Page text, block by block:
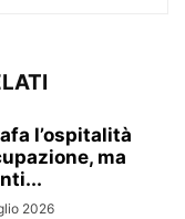
l’ospitalità
ma
2026